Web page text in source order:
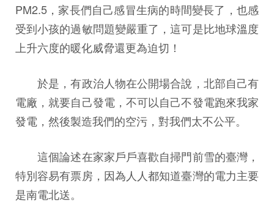
PM2.5，家長們自己感冒生病的時間變長了，也感
受到小孩的過敏問題變嚴重了，這可是比地球溫度
上升六度的暖化威脅還更為迫切！
於是，有政治人物在公開場合說，北部自己有
電廠，就要自己發電，不可以自己不發電跑來我家
發電，然後製造我們的空污，對我們太不公平。
這個論述在家家戶戶喜歡自掃門前雪的臺灣，
特別容易有票房，因為人人都知道臺灣的電力主要
是南電北送。